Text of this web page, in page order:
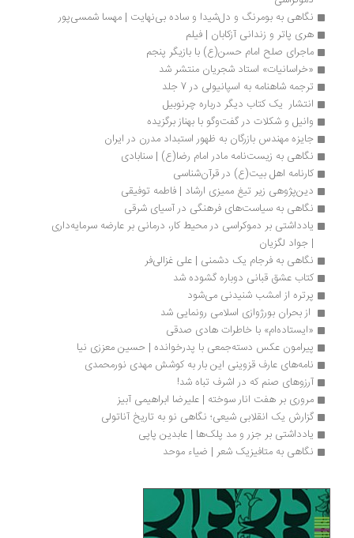
نگاهی به بومرنگ و دل‌شیدا و ساده‌ بی‌نهایت | مهسا شمسی‌پور
هری پاتر و زندانی آزکابان | فیلم
ماجرای صلح امام حسن(ع) با بازیگر پنجم
«خراسانیات» استاد شجریان منتشر شد
ترجمه شاهنامه به اسپانیولی در 7 جلد
انتشار  یک کتاب دیگر درباره چرنوبیل
وانیل و شکلات در گفت‌وگو با بهناز برگزیده
جایزه مهندس بازرگان به ظهور استبداد مدرن در ایران
نگاهی به زیست‌نامه مادر امام رضا(ع) | سنابادی
کارنامه اهل بیت(ع) در قرآن‌شناسی
دین‌پژوهی زیر تیغ ممیزی ارشاد | فاطمه توفیقی
نگاهی به سیاست‌های فرهنگی در آسیای شرقی
یادداشتی بر دموکراسی در محیط کار، درمانی بر عارضه سرمایه‌داری
| جواد لگزیان
نگاهی به فرجام یک دشمنی | علی غزالی‌فر
کتاب عشق قبانی دوباره گشوده شد
پرتره از امشب شنیدنی می‌شود
از بحران بورژوازی اسلامی رونمایی شد
«ایستاده‌ام» با خاطرات هادی صدقی
پیرامون عکس دسته‌جمعی با پدرخوانده | حسین معززی نیا
نامه‌های عارف قزوینی این بار به کوشش مهدی نورمحمدی
آرزوهای صنم که در اشرف تباه شد!
مروری بر هفت انار سوخته | علیرضا ابراهیمی آبیز
گزارش یک انقلابی شیعی؛‌ نگاهی نو به تاریخ‌ آناتولی
یادداشتی بر جزر و مد پلک‌ها | عابدین پاپی
نگاهی به متافیزیک شعر | ضیاء موحد